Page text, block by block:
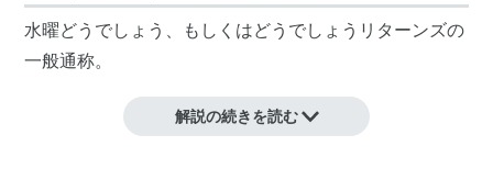
水曜どうでしょう、もしくはどうでしょうリターンズの
一般通称。
解説の続きを読む